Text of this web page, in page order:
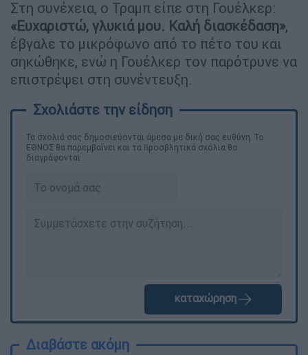
Στη συνέχεια, ο Τραμπ είπε στη Γουέλκερ:
«Ευχαριστώ, γλυκιά μου. Καλή διασκέδαση»,
έβγαλε το μικρόφωνο από το πέτο του και
σηκώθηκε, ενώ η Γουέλκερ τον παρότρυνε να
επιστρέψει στη συνέντευξη.
Τα σχολιά σας δημοσιεύονται άμεσα με δική σας ευθύνη. Το
ΕΘΝΟΣ θα παρεμβαίνει και τα προσβλητικά σχόλια θα
διαγράφονται
καταχώρηση
Διαβάστε ακόμη